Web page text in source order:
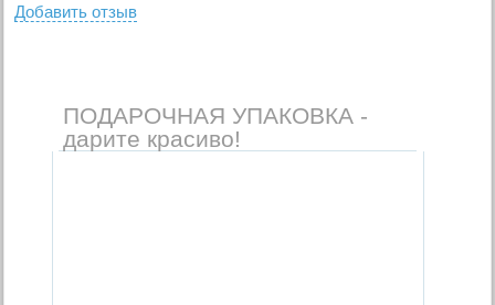
Добавить отзыв
ПОДАРОЧНАЯ УПАКОВКА -
дарите красиво!